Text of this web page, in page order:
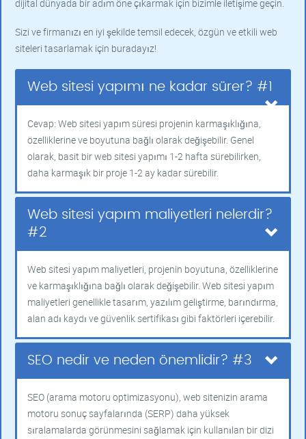
dijital dünyada bir adım öne çıkarmak için bizimle iletişime geçin.
Sizi ve firmanızı en iyi şekilde temsil edecek, özgün ve etkili web
siteleri tasarlamak için buradayız!
Web sitesi yapımı ne kadar sürer? #1
Cevap: Web sitesi yapım süresi projenin karmaşıklığına,
özelliklerine ve boyutuna bağlı olarak değişebilir. Genel
olarak, basit bir web sitesi yapımı 1-2 hafta sürebilirken,
daha karmaşık bir proje 1-2 ay kadar sürebilir.
Web sitesi yapım maliyetleri nelerdir?
#2
Web sitesi yapım maliyetleri, projenin boyutuna, özelliklerine
ve karmaşıklığına bağlı olarak değişebilir. Web sitesi yapım
maliyetleri genellikle tasarım, yazılım geliştirme, barındırma,
alan adı kaydı ve güvenlik sertifikası gibi faktörleri içerebilir.
SEO nedir ve neden önemlidir? #3
SEO (arama motoru optimizasyonu), web sitenizin arama
motoru sonuç sayfalarında (SERP) daha yüksek
sıralamalarda görünmesini sağlamak için kullanılan bir dizi